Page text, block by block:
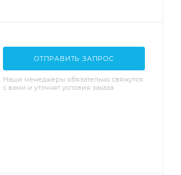
ОТПРАВИТЬ ЗАПРОС
Наши менеджеры обязательно свяжутся
с вами и уточнят условия заказа